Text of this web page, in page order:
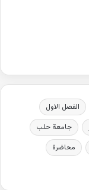
الفصل الاول
جامعة حلب
محاضرة